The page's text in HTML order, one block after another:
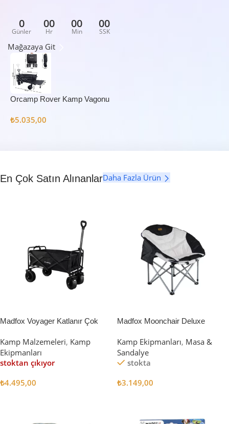
0
Günler
00
Hr
00
Min
00
SSK
Mağazaya Git
Orcamp Rover Kamp Vagonu
₺5.035,00
En Çok Satın AlınanlarDaha Fazla Ürün
Madfox Voyager Katlanır Çok
[Vagon] BLACK
Kamp Malzemeleri, Kamp
Ekipmanları
stoktan çıkıyor
₺4.495,00
Madfox Moonchair Deluxe
Siyah/Gri
Kamp Ekipmanları, Masa &
Sandalye
stokta
₺3.149,00